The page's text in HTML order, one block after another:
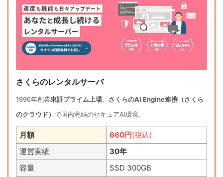
さくらのレンタルサーバ
1996年創業東証プライム上場。 さくらのAI Engine連携（さくら
のクラウド） で国内完結のセキュアAI環境。
月額 660円(税込)
運営実績
30年
容量
SSD 300GB